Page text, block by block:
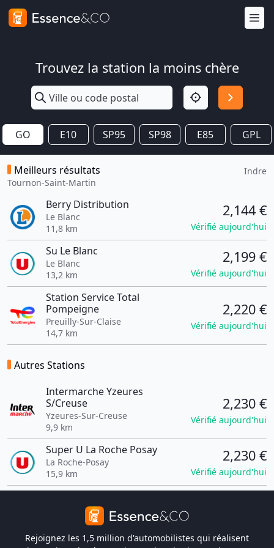
Trouvez la station la moins chère
GO E10 SP95 SP98 E85 GPL
Meilleurs résultats
Tournon-Saint-Martin
Indre
Berry Distribution
Le Blanc
11,8 km
2,144 €
Vérifié aujourd'hui
Su Le Blanc
Le Blanc
13,2 km
2,199 €
Vérifié aujourd'hui
Station Service Total
Pompeigne
Preuilly-Sur-Claise
14,7 km
2,220 €
Vérifié aujourd'hui
Autres Stations
Intermarche Yzeures
S/Creuse
Yzeures-Sur-Creuse
9,9 km
2,230 €
Vérifié aujourd'hui
Super U La Roche Posay
La Roche-Posay
15,9 km
2,230 €
Vérifié aujourd'hui
Rejoignez les 1,5 million d'automobilistes qui réalisent